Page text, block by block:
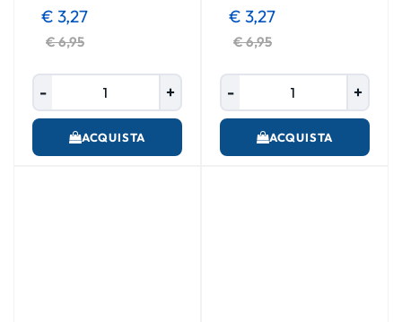
€ 6,95
€ 3,27
ACQUISTA
€ 6,95
€ 3,27
ACQUISTA